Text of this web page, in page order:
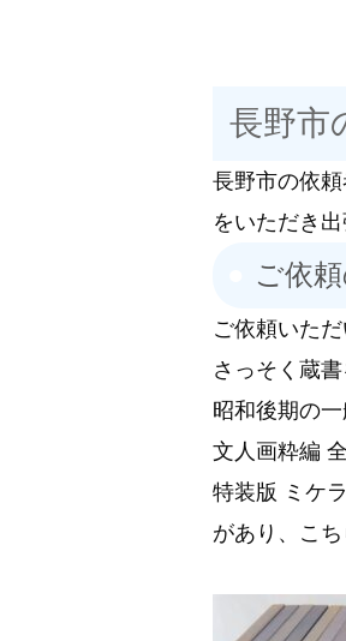
長野市
長野市の依
をいただき
ご依
ご依頼いた
さっそく蔵
昭和後期の
文人画粋編
特装版 ミケ
があり、こ